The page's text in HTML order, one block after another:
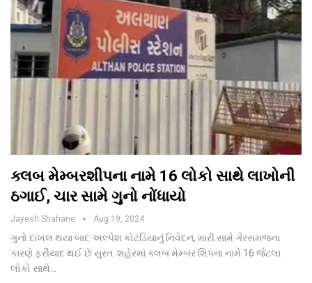
ક્લબ મેમ્બરશીપના નામે 16 લોકો સાથે લાખોની
ઠગાઈ, ચાર સામે ગુનો નોંધાયો
Jayesh Shahane Aug 19, 2024
ગુનો દાખલ થયા બાદ અલ્પેશ કોટડિયાનું નિવેદન, મારી સામે ગેરસમજના
કારણે ફરીયાદ થઈ છે સુરત. શહેરમાં ક્લબ મેમ્બર શિપના નામે 16 જેટલા
લોકો સાથે…